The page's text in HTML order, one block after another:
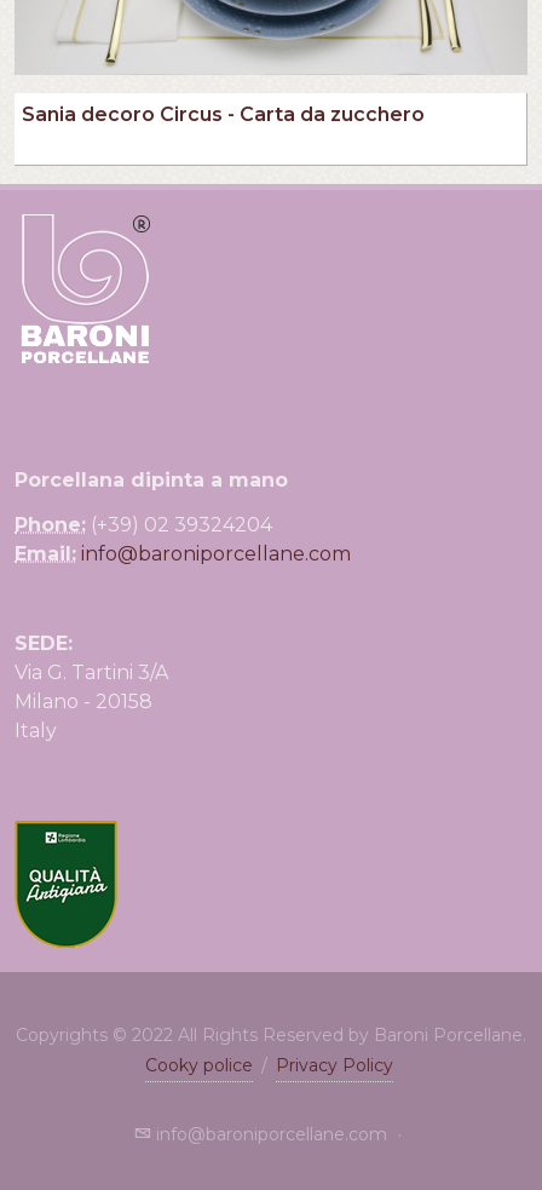
Sania decoro Circus - Carta da zucchero
Porcellana dipinta a mano
Phone: (+39) 02 39324204
Email: info@baroniporcellane.com
SEDE:
Via G. Tartini 3/A
Milano - 20158
Italy
Copyrights © 2022 All Rights Reserved by Baroni Porcellane.
Cooky police / Privacy Policy
info@baroniporcellane.com ·